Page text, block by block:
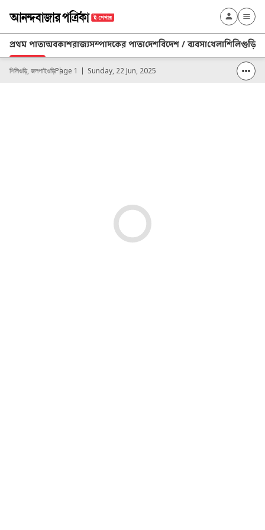
প্রথম পাতাঅবকাশরাজ্যসম্পাদকের পাতাদেশবিদেশ / ব্যবসাখেলাশিলিগুড়ি/
শিলিগুড়ি, জলপাইগুড়িPage 1 Sunday, 22 Jun, 2025